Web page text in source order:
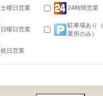
土曜日営業 24時間営業
日曜日営業
駐車場あり
業所のみ）
祝日営業